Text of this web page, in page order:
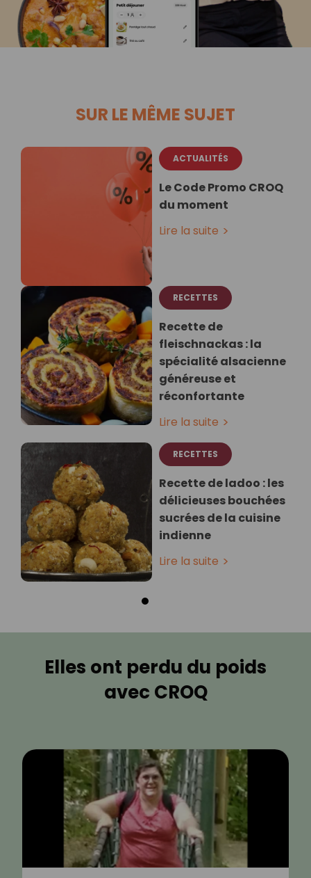
SUR LE MÊME SUJET
ACTUALITÉS
Le Code Promo CROQ
du moment
Lire la suite
RECETTES
Recette de
fleischnackas : la
spécialité alsacienne
généreuse et
réconfortante
Lire la suite
RECETTES
Recette de ladoo : les
délicieuses bouchées
sucrées de la cuisine
indienne
Lire la suite
Elles ont perdu du poids
avec CROQ